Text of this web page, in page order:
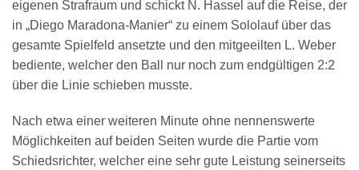
eigenen Strafraum und schickt N. Hassel auf die Reise, der
in „Diego Maradona-Manier“ zu einem Sololauf über das
gesamte Spielfeld ansetzte und den mitgeeilten L. Weber
bediente, welcher den Ball nur noch zum endgültigen 2:2
über die Linie schieben musste.
Nach etwa einer weiteren Minute ohne nennenswerte
Möglichkeiten auf beiden Seiten wurde die Partie vom
Schiedsrichter, welcher eine sehr gute Leistung seinerseits